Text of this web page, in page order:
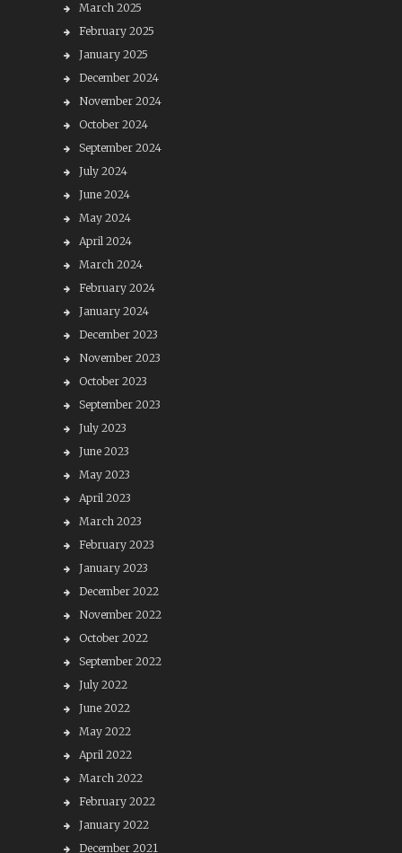
March 2025
February 2025
January 2025
December 2024
November 2024
October 2024
September 2024
July 2024
June 2024
May 2024
April 2024
March 2024
February 2024
January 2024
December 2023
November 2023
October 2023
September 2023
July 2023
June 2023
May 2023
April 2023
March 2023
February 2023
January 2023
December 2022
November 2022
October 2022
September 2022
July 2022
June 2022
May 2022
April 2022
March 2022
February 2022
January 2022
December 2021